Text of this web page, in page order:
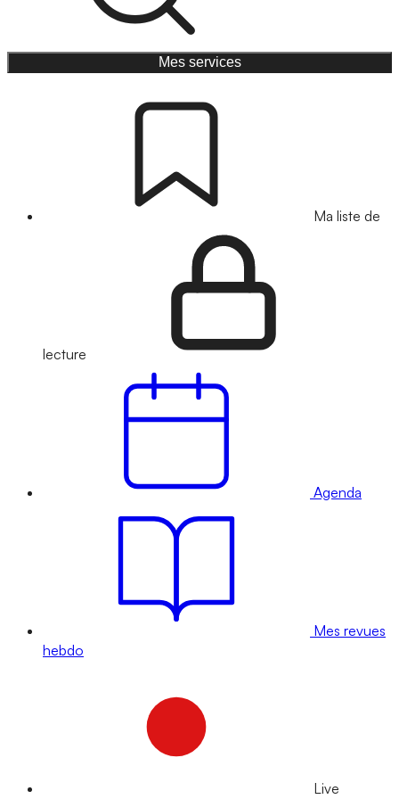
Mes services
Ma liste de
lecture
Agenda
Mes revues
hebdo
Live